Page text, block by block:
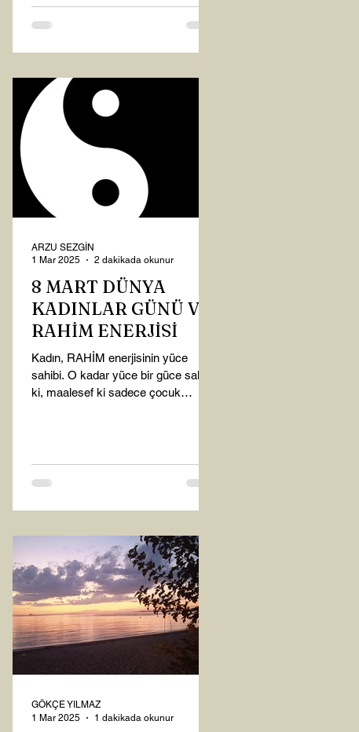
8 MART DÜNYA
KADINLAR GÜNÜ VE
RAHİM ENERJİSİ
Kadın, RAHİM enerjisinin yüce
sahibi. O kadar yüce bir güce sahip
ki, maalesef ki sadece çocuk
ARZU SEZGİN
1 Mar 2025
2 dakikada okunur
GÖKÇE YILMAZ
1 Mar 2025
1 dakikada okunur